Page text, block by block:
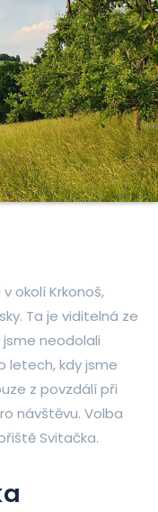
okolí Krkonoš,
Ta je viditelná ze
neodolali
letech, kdy jsme
z povzdálí při
návštěvu. Volba
Svitačka.